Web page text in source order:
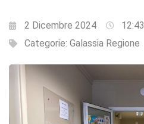
2 Dicembre 2024
12:43
Categorie: Galassia Regione